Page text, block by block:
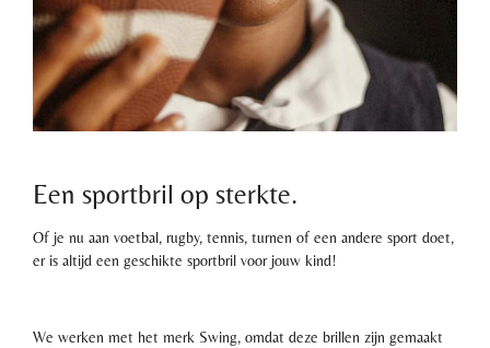
Een sportbril op sterkte.
Of je nu aan voetbal, rugby, tennis, turnen of een andere sport doet,
er is altijd een geschikte sportbril voor jouw kind!
We werken met het merk Swing, omdat deze brillen zijn gemaakt